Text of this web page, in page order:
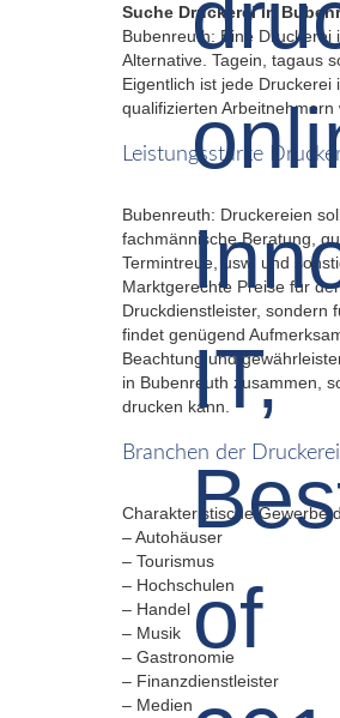
Suche Druckerei in
Bubenreuth: Eine
Alternative. Tagein, tagaus
Eigentlich ist jede
qualifizierten
Leistungsstarke
Bubenreuth: Druckereien
fachmännische Beratung,
Termintreue, usw. und
Marktgerechte Preise für
Druckdienstleister, sondern
findet genügend
Beachtung und
in Bubenreuth zusammen,
drucken kann.
Branchen der
Charakteristische Gewerbe
– Autohäuser
– Tourismus
– Hochschulen
– Handel
– Musik
– Gastronomie
– Finanzdienstleister
– Medien